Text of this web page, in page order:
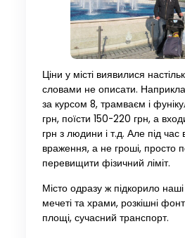
Ціни у місті виявилися
словами не описати.
за курсом 8, трамваєм і
грн, поїсти 150-220 грн, а
грн з людини і т.д. Але під час
враження, а не гроші, просто
перевищити фізичний ліміт.
Місто одразу ж підкорило
мечеті та храми, розкішні
площі, сучасний транспорт.